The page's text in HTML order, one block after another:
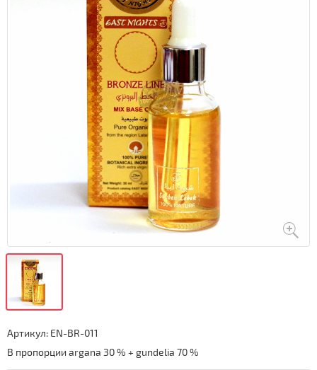
Артикул: EN-BR-011
В пропорции argana 30 % + gundelia 70 %